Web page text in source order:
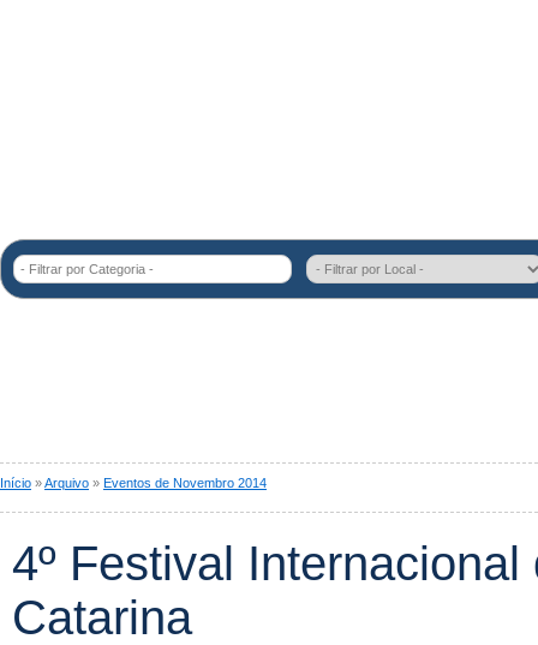
- Filtrar por Categoria -
Início »Arquivo » Eventos de Novembro 2014
4º Festival
Catarina